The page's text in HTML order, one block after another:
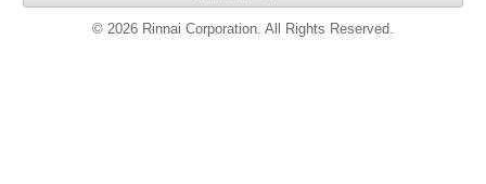
© 2026 Rinnai Corporation. All Rights Reserved.